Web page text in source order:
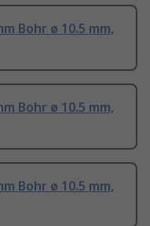
Bohr ø 10.5 mm,
Bohr ø 10.5 mm,
Bohr ø 10.5 mm,